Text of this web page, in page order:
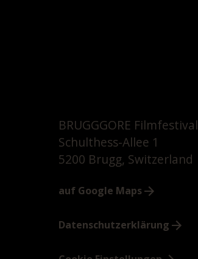
BRUGGGORE Filmfestival
Schulthess-Allee 1
5200 Brugg, Switzerland
auf Google Maps
Datenschutzerklärung